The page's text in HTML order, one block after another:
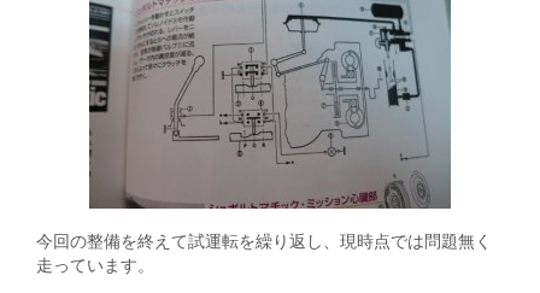
今回の整備を終えて試運転を繰り返し、現時点では問題無く
走っています。